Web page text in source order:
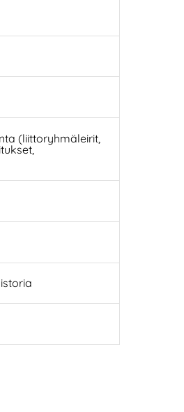
(liittoryhmäleirit,